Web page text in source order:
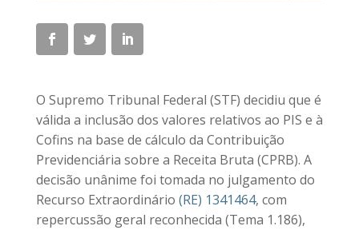
O Supremo Tribunal Federal (STF) decidiu que é
válida a inclusão dos valores relativos ao PIS e à
Cofins na base de cálculo da Contribuição
Previdenciária sobre a Receita Bruta (CPRB). A
decisão unânime foi tomada no julgamento do
Recurso Extraordinário (RE) 1341464, com
repercussão geral reconhecida (Tema 1.186),